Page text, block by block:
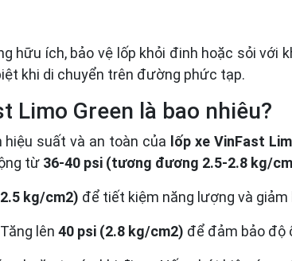
hữu ích, bảo vệ lốp khỏi đinh hoặc sỏi với
khi di chuyển trên đường phức tạp.
Limo Green là bao nhiêu?
suất và an toàn của lốp xe VinFast
từ 36-40 psi (tương đương 2.5-2.8 kg/
kg/cm2) để tiết kiệm năng lượng và giảm
Tăng lên 40 psi (2.8 kg/cm2) để đảm bảo độ